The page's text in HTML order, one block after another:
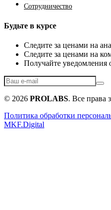
Сотрудничество
Будьте в курсе
Следите за ценами на
Следите за ценами на
Получайте уведомления
© 2026 PROLABS. Все права
Политика обработки
MKF.Digital